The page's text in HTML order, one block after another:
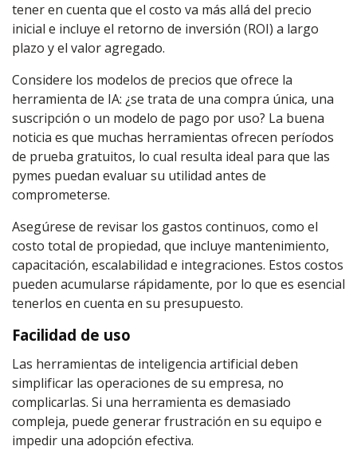
tener en cuenta que el costo va más allá del precio
inicial e incluye el retorno de inversión (ROI) a largo
plazo y el valor agregado.
Considere los modelos de precios que ofrece la
herramienta de IA: ¿se trata de una compra única, una
suscripción o un modelo de pago por uso? La buena
noticia es que muchas herramientas ofrecen períodos
de prueba gratuitos, lo cual resulta ideal para que las
pymes puedan evaluar su utilidad antes de
comprometerse.
Asegúrese de revisar los gastos continuos, como el
costo total de propiedad, que incluye mantenimiento,
capacitación, escalabilidad e integraciones. Estos costos
pueden acumularse rápidamente, por lo que es esencial
tenerlos en cuenta en su presupuesto.
Facilidad de uso
Las herramientas de inteligencia artificial deben
simplificar las operaciones de su empresa, no
complicarlas. Si una herramienta es demasiado
compleja, puede generar frustración en su equipo e
impedir una adopción efectiva.